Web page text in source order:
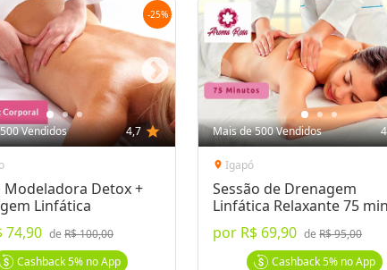
Salvar Oferta favorite_border
Inscrever-se
sessões de Drenagem
e eliminar as toxinas;1
-25%
Vendidos 4,7 star
Modeladora Detox +
Linfática
74,90 deR$ 100,00
Cashback5%no App
Mais de 500 Vendidos
location_on Igapó
Sessão de Drenagem
Linfática Relaxante 75 min
por R$ 69,90 deR$ 95,00
Cashback5%no App